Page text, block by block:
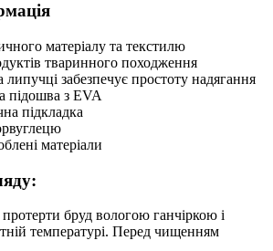
матеріалу та текстилю
тваринного походження
липучці забезпечує простоту надягання
підошва з EVA
підкладка
матеріали
бруд вологою ганчіркою і
температурі. Перед чищенням